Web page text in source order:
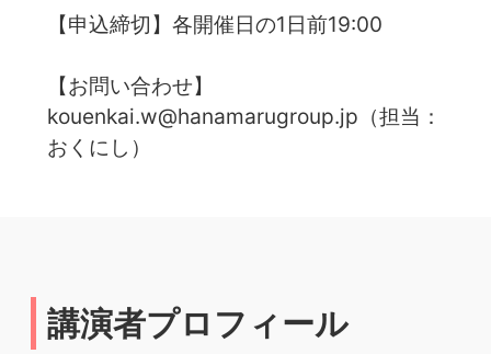
【申込締切】各開催日の1日前19:00
【お問い合わせ】
kouenkai.w@hanamarugroup.jp（担当：
おくにし）
講演者プロフィール